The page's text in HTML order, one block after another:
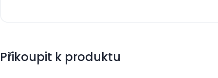
Přikoupit k produktu